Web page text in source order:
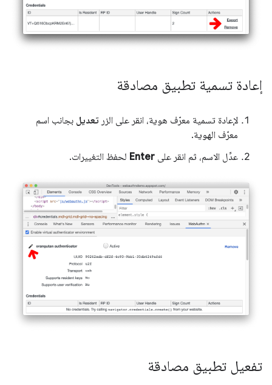
إعادة تسمية تطبيق مصادقة
لإعادة تسمية معرّف هوية، انقر على الزر تعديل بجانب اسم
معرّف الهوية.
عدِّل الاسم، ثم انقر على Enter لحفظ التغييرات.
تفعيل تطبيق مصادقة